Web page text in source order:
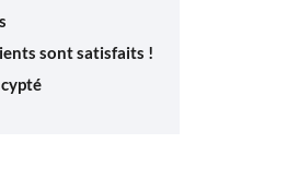
sont satisfaits !